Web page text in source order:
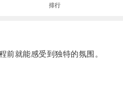
排行
就能感受到独特的氛围。